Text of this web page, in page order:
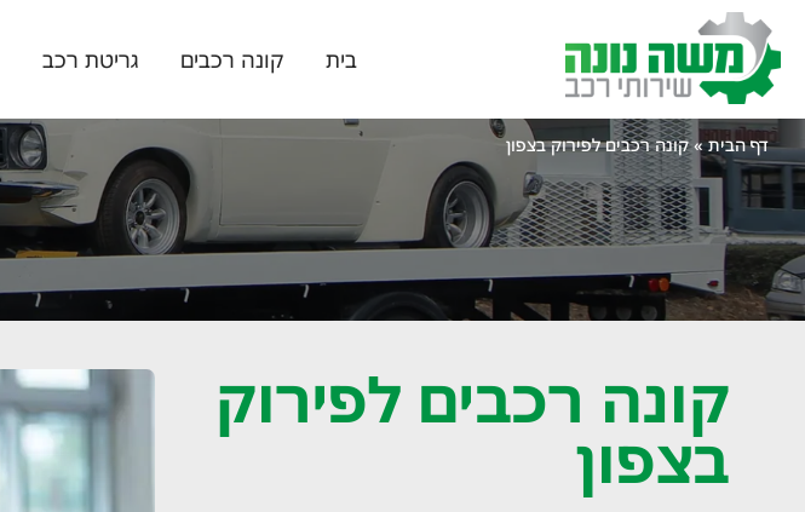
בית קונה רכבים גריטת רכב
דף הבית»קונה רכבים לפירוק בצפון
קונה רכבים לפירוק
בצפון